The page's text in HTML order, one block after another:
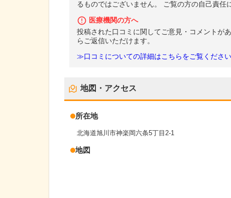
るものではございません。 ご覧の方の自己責任
医療機関の方へ
投稿された口コミに関してご意見・コメントが
らご返信いただけます。
≫口コミについての詳細はこちらをご覧ください
地図・アクセス
所在地
北海道旭川市神楽岡六条5丁目2-1
地図